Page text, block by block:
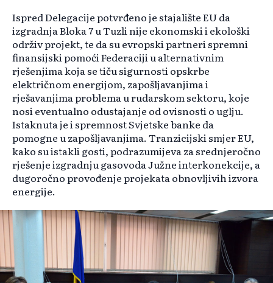
Ispred Delegacije potvrđeno je stajalište EU da
izgradnja Bloka 7 u Tuzli nije ekonomski i ekološki
održiv projekt, te da su evropski partneri spremni
finansijski pomoći Federaciji u alternativnim
rješenjima koja se tiču sigurnosti opskrbe
električnom energijom, zapošljavanjima i
rješavanjima problema u rudarskom sektoru, koje
nosi eventualno odustajanje od ovisnosti o uglju.
Istaknuta je i spremnost Svjetske banke da
pomogne u zapošljavanjima. Tranzicijski smjer EU,
kako su istakli gosti, podrazumijeva za srednjeročno
rješenje izgradnju gasovoda Južne interkonekcije, a
dugoročno provođenje projekata obnovljivih izvora
energije.